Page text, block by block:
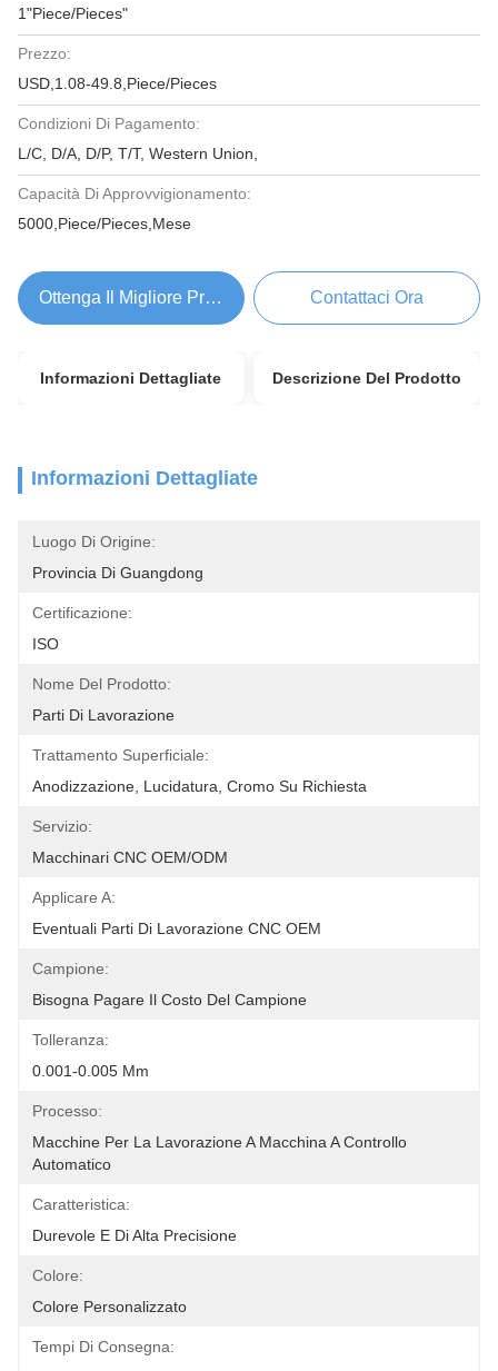
1"Piece/Pieces"
Prezzo:
USD,1.08-49.8,Piece/Pieces
Condizioni Di Pagamento:
L/C, D/A, D/P, T/T, Western Union,
Capacità Di Approvvigionamento:
5000,Piece/Pieces,Mese
Ottenga Il Migliore Prezzo Contattaci Ora
Informazioni Dettagliate Descrizione Del Prodotto
Informazioni Dettagliate
Luogo Di Origine:
Provincia Di Guangdong
Certificazione:
ISO
Nome Del Prodotto:
Parti Di Lavorazione
Trattamento Superficiale:
Anodizzazione, Lucidatura, Cromo Su Richiesta
Servizio:
Macchinari CNC OEM/ODM
Applicare A:
Eventuali Parti Di Lavorazione CNC OEM
Campione:
Bisogna Pagare Il Costo Del Campione
Tolleranza:
0.001-0.005 Mm
Processo:
Macchine Per La Lavorazione A Macchina A Controllo
Automatico
Caratteristica:
Durevole E Di Alta Precisione
Colore:
Colore Personalizzato
Tempi Di Consegna: